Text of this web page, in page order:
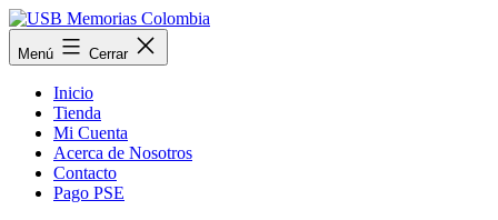
Saltar
al
contenido
USB
Memorias
Menú Cerrar
Inicio
Tienda
Mi Cuenta
Acerca de Nosotros
Contacto
Pago PSE